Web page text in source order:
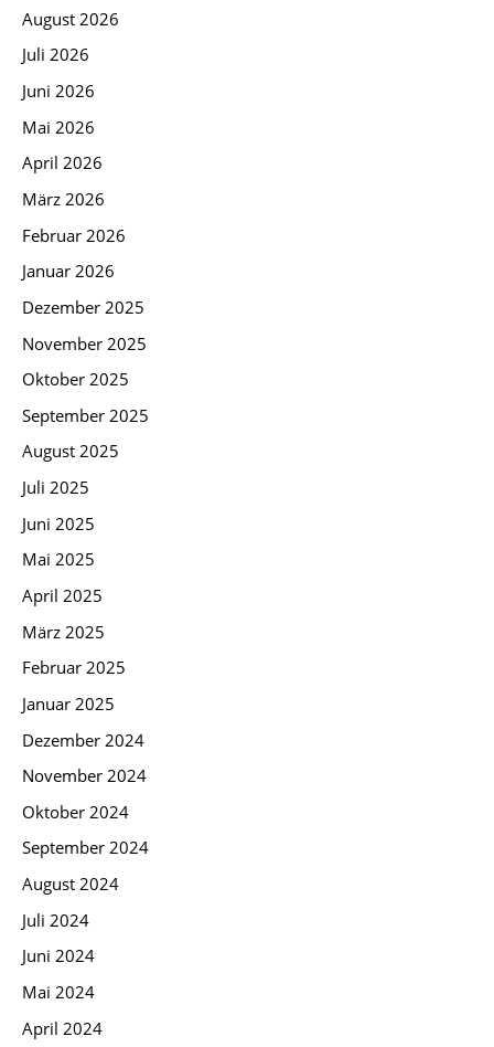
August 2026
Juli 2026
Juni 2026
Mai 2026
April 2026
März 2026
Februar 2026
Januar 2026
Dezember 2025
November 2025
Oktober 2025
September 2025
August 2025
Juli 2025
Juni 2025
Mai 2025
April 2025
März 2025
Februar 2025
Januar 2025
Dezember 2024
November 2024
Oktober 2024
September 2024
August 2024
Juli 2024
Juni 2024
Mai 2024
April 2024